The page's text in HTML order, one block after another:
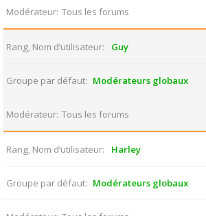
Modérateur Tous les forums
Rang, Nom d’utilisateur Guy
Groupe par défaut Modérateurs globaux
Modérateur Tous les forums
Rang, Nom d’utilisateur Harley
Groupe par défaut Modérateurs globaux